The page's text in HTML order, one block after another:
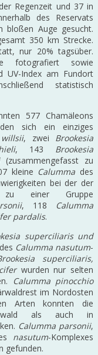
Regenzeit und 37 in
des Reservats
bloßen Auge gesucht.
350 km Strecke.
nur 20% tagsüber.
fotografiert sowie
UV-Index am Fundort
statistisch
577 Chamäleons
sich ein einziges
, zwei Brookesia
, 143 Brookesia
(zusammengefasst zu
kleine Calumma des
bei der der
zu einer Gruppe
, 118
Calumma
pardalis.
superciliaris und
Calumma nasutum-
superciliaris,
wurden nur selten
Calumma pinocchio
im Nordosten
Arten konnten die
als auch in
Calumma parsonii,
nasutum-Komplexes
gefunden.